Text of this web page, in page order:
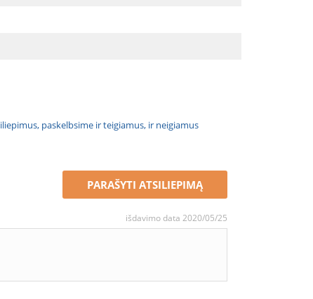
paskelbsime ir teigiamus, ir neigiamus
PARAŠYTI ATSILIEPIMĄ
išdavimo data 2020/05/25